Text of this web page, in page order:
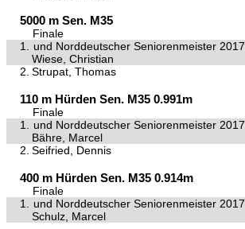
5000 m Sen. M35
Finale
1.
und Norddeutscher Seniorenmeister 2017
Wiese, Christian
2. Strupat, Thomas
110 m Hürden Sen. M35 0.991m
Finale
1.
und Norddeutscher Seniorenmeister 2017
Bähre, Marcel
2. Seifried, Dennis
400 m Hürden Sen. M35 0.914m
Finale
1.
und Norddeutscher Seniorenmeister 2017
Schulz, Marcel